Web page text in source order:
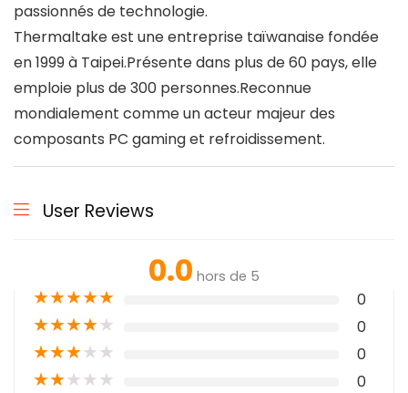
passionnés de technologie.
Thermaltake est une entreprise taïwanaise fondée
en 1999 à Taipei.Présente dans plus de 60 pays, elle
emploie plus de 300 personnes.Reconnue
mondialement comme un acteur majeur des
composants PC gaming et refroidissement.
User Reviews
0.0 hors de 5
★★★★★ 0
★★★★★ 0
★★★★★ 0
★★★★★ 0